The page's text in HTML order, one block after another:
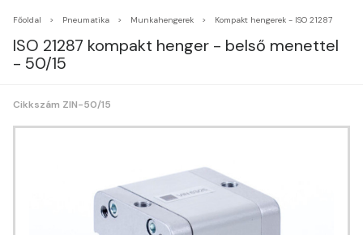
Főoldal Pneumatika Munkahengerek Kompakt hengerek - ISO 21287
ISO 21287 kompakt henger - belső menettel
- 50/15
Cikkszám ZIN-50/15